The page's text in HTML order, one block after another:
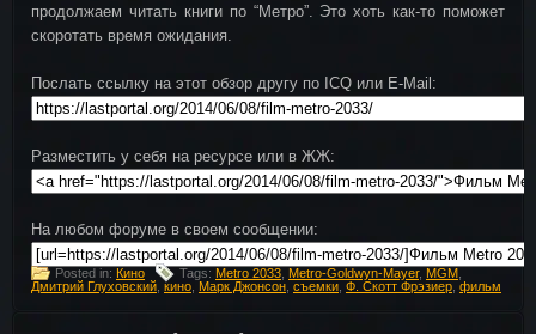
продолжаем читать книги по “Метро”. Это хоть как-то поможет
скоротать время ожидания.
Послать ссылку на этот обзор другу по ICQ или E-Mail:
Разместить у себя на ресурсе или в ЖЖ:
На любом форуме в своем сообщении:
Posted in: Кино Tags: Metro 2033 Metro-Goldwyn-Mayer, MGM
Дмитрий Глуховский кино Марк Джонсон съемки Ф. Скотт Фрэзиер фильм